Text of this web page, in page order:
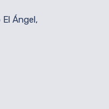
Ángel,